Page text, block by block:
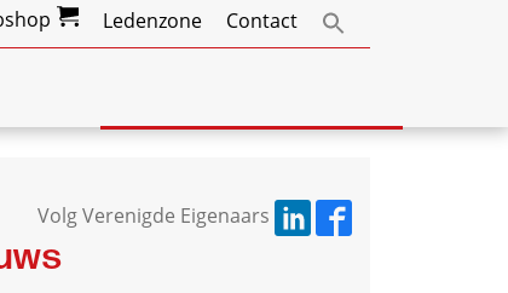
Ledenzone Contact
Volg Verenigde Eigenaars